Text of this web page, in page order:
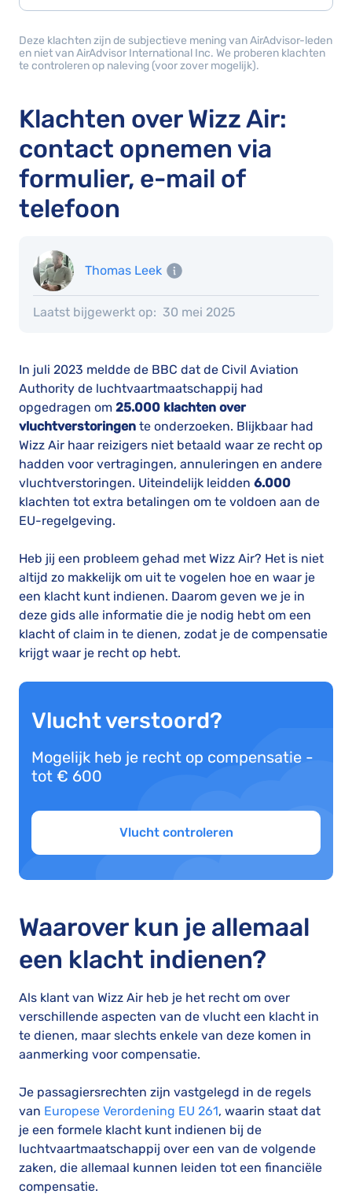
Deze klachten zijn de subjectieve mening van AirAdvisor-leden
en niet van AirAdvisor International Inc. We proberen klachten
te controleren op naleving (voor zover mogelijk).
Klachten over Wizz Air:
contact opnemen via
formulier, e-mail of
telefoon
Thomas Leek
Laatst bijgewerkt op: 30 mei 2025
In juli 2023 meldde de BBC dat de Civil Aviation
Authority de luchtvaartmaatschappij had
opgedragen om 25.000 klachten over
vluchtverstoringen te onderzoeken. Blijkbaar had
Wizz Air haar reizigers niet betaald waar ze recht op
hadden voor vertragingen, annuleringen en andere
vluchtverstoringen. Uiteindelijk leidden 6.000
klachten tot extra betalingen om te voldoen aan de
EU-regelgeving.
Heb jij een probleem gehad met Wizz Air? Het is niet
altijd zo makkelijk om uit te vogelen hoe en waar je
een klacht kunt indienen. Daarom geven we je in
deze gids alle informatie die je nodig hebt om een
klacht of claim in te dienen, zodat je de compensatie
krijgt waar je recht op hebt.
Vlucht verstoord?
Mogelijk heb je recht op compensatie -
tot € 600
Vlucht controleren
Waarover kun je allemaal
een klacht indienen?
Als klant van Wizz Air heb je het recht om over
verschillende aspecten van de vlucht een klacht in
te dienen, maar slechts enkele van deze komen in
aanmerking voor compensatie.
Je passagiersrechten zijn vastgelegd in de regels
van Europese Verordening EU 261, waarin staat dat
je een formele klacht kunt indienen bij de
luchtvaartmaatschappij over een van de volgende
zaken, die allemaal kunnen leiden tot een financiële
compensatie.